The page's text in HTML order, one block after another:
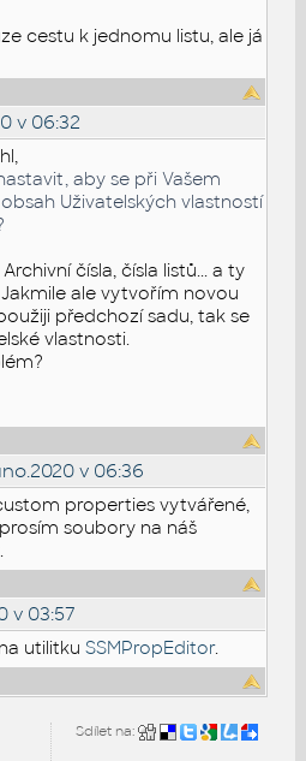
cestu k jednomu listu, ale já
v 06:32
aby se při Vašem
Uživatelských vlastností
čísla, čísla listů... a ty
ale vytvořím novou
předchozí sadu, tak se
vlastnosti.
v 06:36
properties vytvářené,
soubory na náš
v 03:57
utilitkuSSMPropEditor.
Sdílet na: